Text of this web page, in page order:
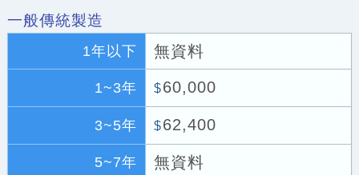
一般傳統製造
1年以下 無資料
1~3年 $60,000
3~5年 $62,400
5~7年 無資料